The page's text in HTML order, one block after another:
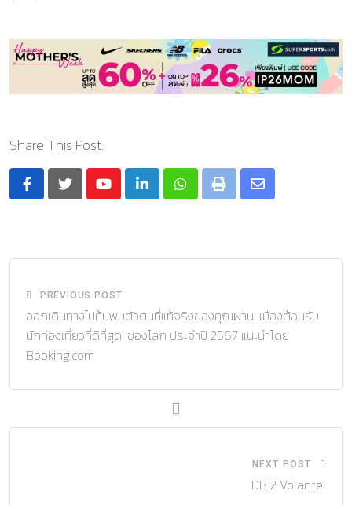
Share This Post:
YoutubeLinkedInWhatsapp
Print
Share
PREVIOUS POST
ออกเดินทางไปค้นพบตัวตนที่แท้จริงของคุณผ่าน ‘เมืองต้อนรับ
นักท่องเที่ยวที่ดีที่สุด’ ของโลก ประจำปี 2567 แนะนำโดย
Booking.com
NEXT POST
DB12 Volante